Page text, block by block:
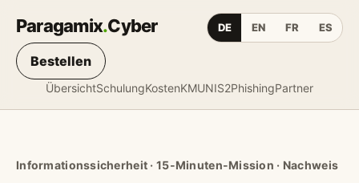
Paragamix.Cyber
ÜbersichtSchulungKostenKMUNIS2PhishingPartner
DE EN FR ES
Bestellen
Informationssicherheit · 15-Minuten-Mission · Nachweis